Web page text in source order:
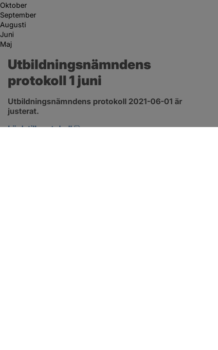
Oktober
September
Augusti
Juni
Maj
Utbildningsnämndens
protokoll 1 juni
Utbildningsnämndens protokoll 2021-06-01 är
justerat.
Länk till protokoll
pdf, 1.3 MB, öppnas i nytt fönster.